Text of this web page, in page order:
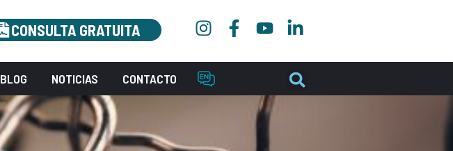
CONSULTA GRATUITA
BLOG NOTICIAS CONTACTO